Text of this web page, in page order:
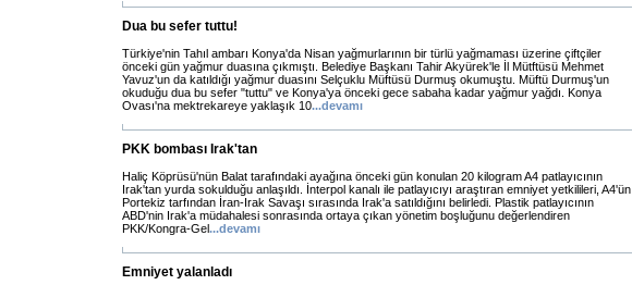
Dua bu sefer tuttu!
Türkiye'nin Tahıl ambarı Konya'da Nisan yağmurlarının bir türlü yağmaması üzerine çiftçiler
önceki gün yağmur duasına çıkmıştı. Belediye Başkanı Tahir Akyürek'le İl Mütftüsü Mehmet
Yavuz'un da katıldığı yağmur duasını Selçuklu Müftüsü Durmuş okumuştu. Müftü Durmuş'un
okuduğu dua bu sefer "tuttu" ve Konya'ya önceki gece sabaha kadar yağmur yağdı. Konya
Ovası'na mektrekareye yaklaşık 10...devamı
PKK bombası Irak'tan
Haliç Köprüsü'nün Balat tarafındaki ayağına önceki gün konulan 20 kilogram A4 patlayıcının
Irak'tan yurda sokulduğu anlaşıldı. İnterpol kanalı ile patlayıcıyı araştıran emniyet yetkilileri, A4'ün
Portekiz tarfından İran-Irak Savaşı sırasında Irak'a satıldığını belirledi. Plastik patlayıcının
ABD'nin Irak'a müdahalesi sonrasında ortaya çıkan yönetim boşluğunu değerlendiren
PKK/Kongra-Gel...devamı
Emniyet yalanladı